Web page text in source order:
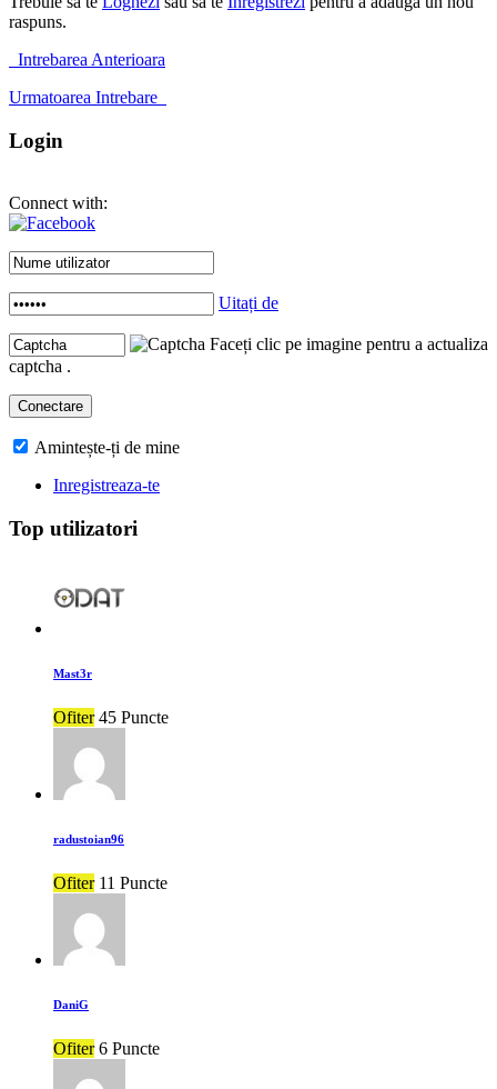
raspuns.
Intrebarea Anterioara
Urmatoarea Intrebare
Login
Connect with:
Uitați de
Faceți clic pe imagine pentru a actualiza
captcha .
Amintește-ți de mine
Inregistreaza-te
Top utilizatori
Mast3r
Ofiter 45 Puncte
radustoian96
Ofiter 11 Puncte
DaniG
Ofiter 6 Puncte